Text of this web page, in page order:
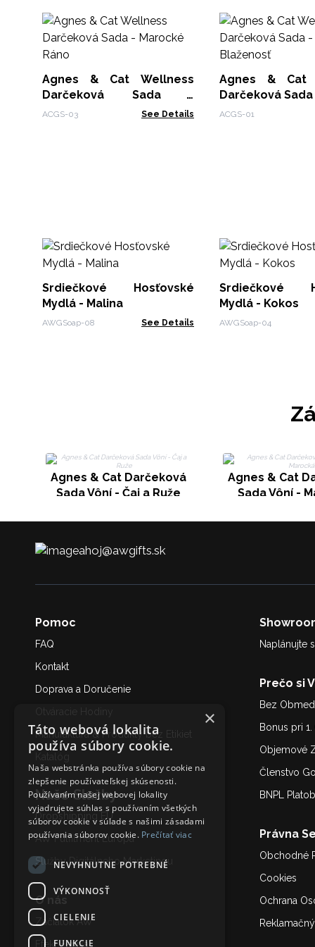
Agnes & Cat Wellness
Darčeková Sada -
Marocké Ráno
ACGS-03 See Details
Agnes & Cat
Darčeková Sada
a Blaženosť
ACGS-01
Srdiečkové Hosťovské
Mydlá - Malina
AWGSoap-08 See Details
Srdiečkové
Mydlá - Kokos
AWGSoap-04
Agnes & Cat Darčeková
Sada Vôní - Čaj a Ruže
Agnes & Cat
Sada Vôní -
ahoj@awgifts.sk
Pomoc
FAQ
Kontakt
Doprava a Doručenie
Manufaktúra & Produkty bez Etikiet
Naše Služby
Dropshipping EU
AW Fulfilment Európa
Služby Digitálneho Marketing
O nás
Začiatok AW
Efekt Fénixa
Naplánujte
Prečo si
Bez
Bonus pri
Objemové
Členstvo
BNPL
Právna
Obchodné
Cookies
Ochrana
×
Táto webová lokalita
používa súbory cookie.
Naša webstránka používa súbory cookie na
zlepšenie používateľskej skúsenosti.
Používaním našej webovej lokality
vyjadrujete súhlas s používaním všetkých
súborov cookie v súlade s našimi zásadami
používania súborov cookie. Prečítať viac
NEVYHNUTNE POTREBNÉ
VÝKONNOSŤ
CIELENIE
FUNKCIE